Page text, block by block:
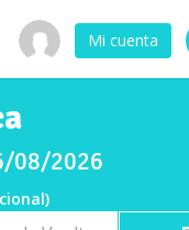
Mi cuenta
08/2026